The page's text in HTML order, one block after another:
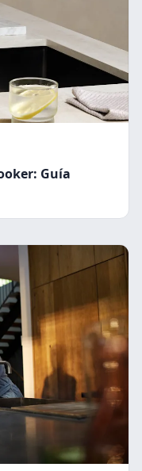
Guía